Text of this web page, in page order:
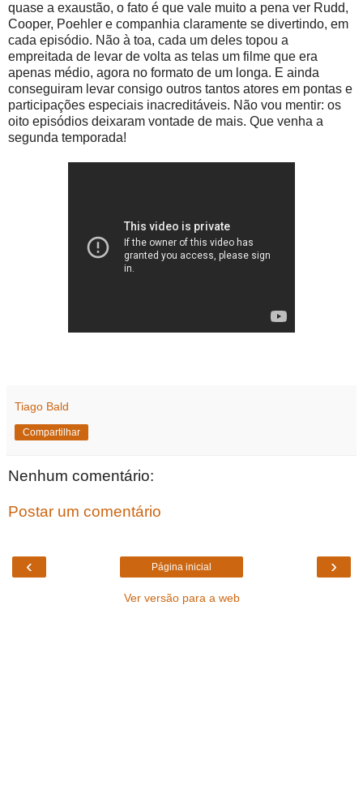
quase a exaustão, o fato é que vale muito a pena ver Rudd,
Cooper, Poehler e companhia claramente se divertindo, em
cada episódio. Não à toa, cada um deles topou a
empreitada de levar de volta as telas um filme que era
apenas médio, agora no formato de um longa. E ainda
conseguiram levar consigo outros tantos atores em pontas e
participações especiais inacreditáveis. Não vou mentir: os
oito episódios deixaram vontade de mais. Que venha a
segunda temporada!
Tiago Bald
Compartilhar
Nenhum comentário:
Postar um comentário
‹ ›
Página inicial
Ver versão para a web